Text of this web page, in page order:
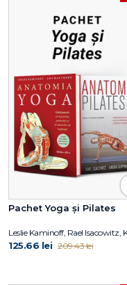
Pachet Yoga și Pilates
125.66 lei 209.43 lei